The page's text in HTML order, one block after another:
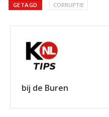
GETAGD CORRUPTIE
bij de Buren